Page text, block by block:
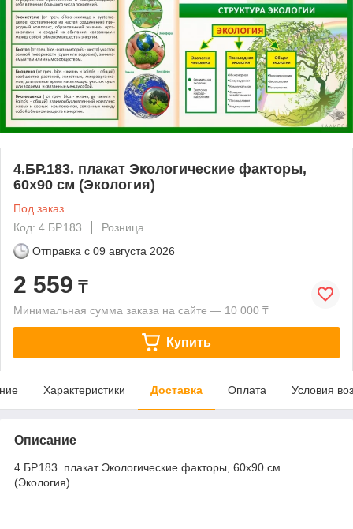
4.БР.183. плакат Экологические факторы,
60х90 см (Экология)
Под заказ
Код: 4.БР.183
Розница
Отправка с 09 августа 2026
2 559 ₸
Минимальная сумма заказа на сайте — 10 000 ₸
Купить
Характеристики Доставка Оплата Условия
Описание
4.БР.183. плакат Экологические факторы, 60х90 см
(Экология)